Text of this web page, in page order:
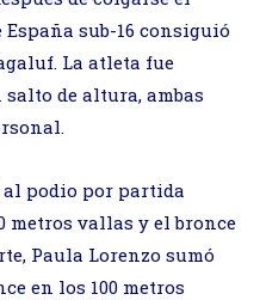
sub-16 consiguió
La atleta fue
de altura, ambas
al podio por partida
metros vallas y el bronce
Paula Lorenzo sumó
en los 100 metros